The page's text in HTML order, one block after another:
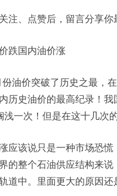
注、点赞后，留言分享你
跌国内油价涨
油价突破了历史之最，
历史油价的最高纪录！
一次！但是在这十几次
应该说只是一种市场恐
的整个石油供应结构来
道中。里面更大的原因还